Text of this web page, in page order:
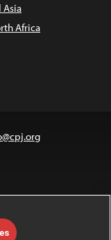
Asia
Africa